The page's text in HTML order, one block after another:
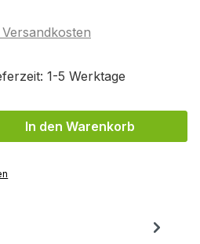
1-5 Werktage
Gib den gewünschten
In den Warenkorb